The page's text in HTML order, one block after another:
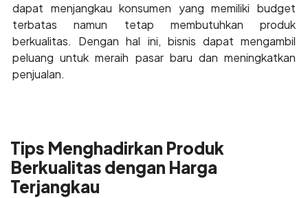
dapat menjangkau konsumen yang memiliki budget
terbatas namun tetap membutuhkan produk
berkualitas. Dengan hal ini, bisnis dapat mengambil
peluang untuk meraih pasar baru dan meningkatkan
penjualan.
Tips Menghadirkan Produk
Berkualitas dengan Harga
Terjangkau